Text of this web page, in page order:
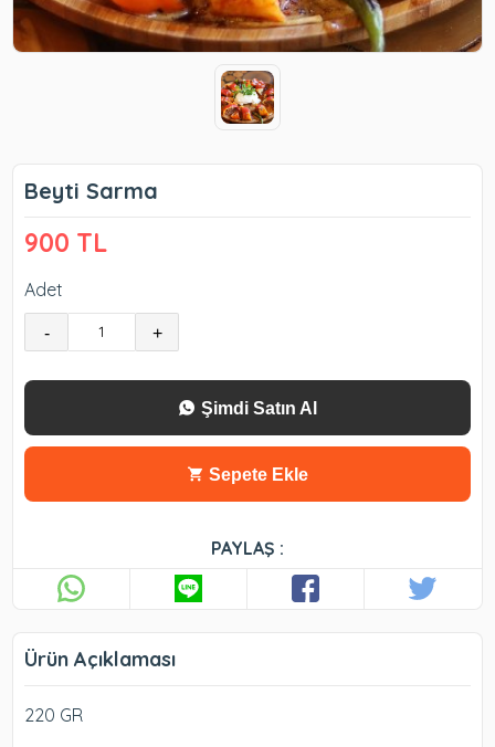
Beyti Sarma
900 TL
Adet
- +
Şimdi Satın Al
Sepete Ekle
PAYLAŞ :
Ürün Açıklaması
220 GR